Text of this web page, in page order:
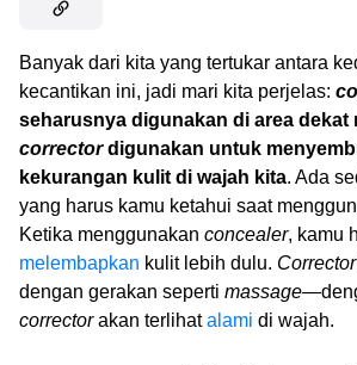
Banyak dari kita yang tertukar antara
kecantikan ini, jadi mari kita perjelas:
seharusnya digunakan di area dekat
correctordigunakan untuk
kekurangan kulit di wajah kita. Ada
yang harus kamu ketahui saat
Ketika menggunakan concealer, kamu
melembapkan kulit lebih dulu. Corrector
dengan gerakan seperti massage
correctorakan terlihatalami di wajah.